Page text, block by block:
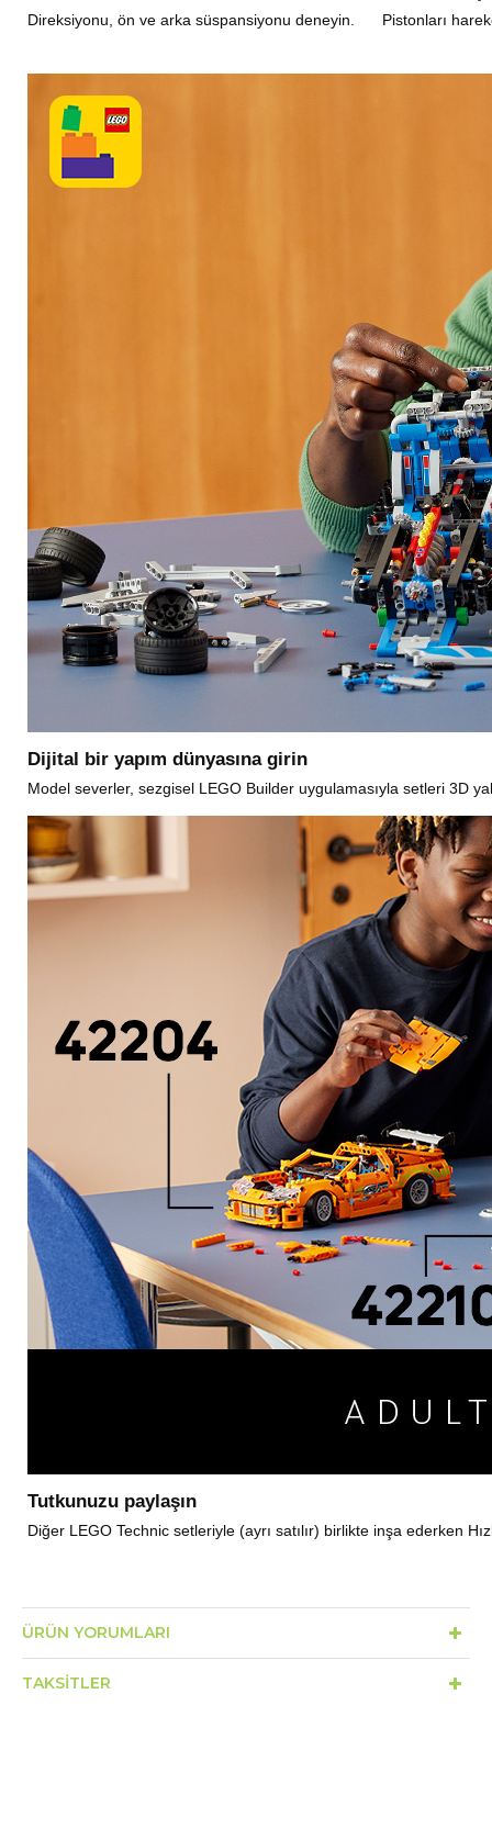
Direksiyonu, ön ve arka süspansiyonu deneyin. Pistonları
Dijital bir yapım dünyasına girin
Model severler, sezgisel LEGO Builder uygulamasıyla setleri 3D
Tutkunuzu paylaşın
Diğer LEGO Technic setleriyle (ayrı satılır) birlikte inşa ederken
ÜRÜN YORUMLARI
TAKSITLER